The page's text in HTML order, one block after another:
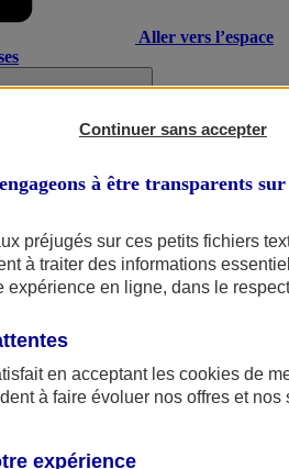
Aller vers l’espace
Continuer sans accepter
à être transparents
préjugés sur ces petits fichiers
à traiter des informations
expérience en ligne, dans le
en acceptant les cookies de
à faire évoluer nos offres et nos
expérience